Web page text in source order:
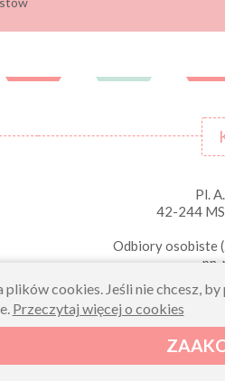
Pl.
42-244
Odbiory osobiste
plików cookies. Jeśli nie chcesz,
Przeczytaj więcej o cookies